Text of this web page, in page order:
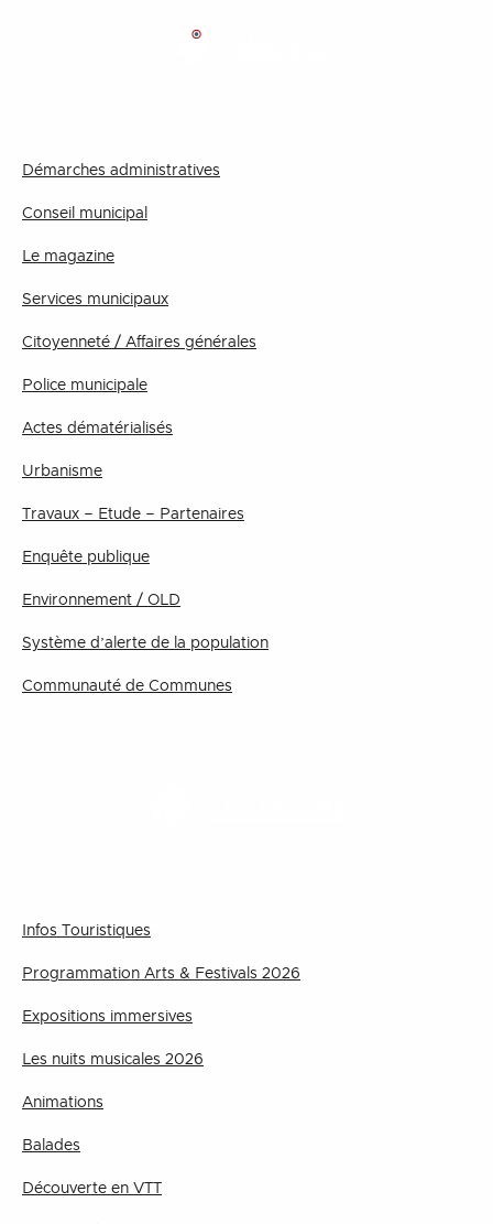
Démarches administratives
Conseil municipal
Le magazine
Services municipaux
Citoyenneté / Affaires générales
Police municipale
Actes dématérialisés
Urbanisme
Travaux – Etude – Partenaires
Enquête publique
Environnement / OLD
Système d’alerte de la population
Communauté de Communes
Infos Touristiques
Programmation Arts & Festivals 2026
Expositions immersives
Les nuits musicales 2026
Animations
Balades
Découverte en VTT